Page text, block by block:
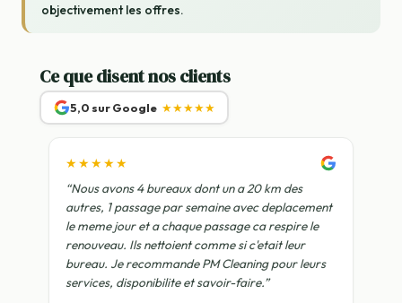
objectivement les offres.
Ce que disent nos clients
5,0 sur Google ★★★★★
★★★★★
“Nous avons 4 bureaux dont un a 20 km des
autres, 1 passage par semaine avec deplacement
le meme jour et a chaque passage ca respire le
renouveau. Ils nettoient comme si c'etait leur
bureau. Je recommande PM Cleaning pour leurs
services, disponibilite et savoir-faire.”